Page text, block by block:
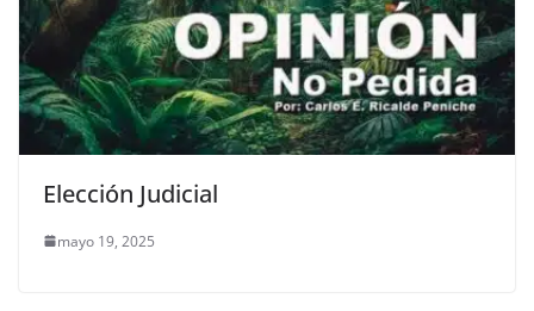
Elección Judicial
mayo 19, 2025